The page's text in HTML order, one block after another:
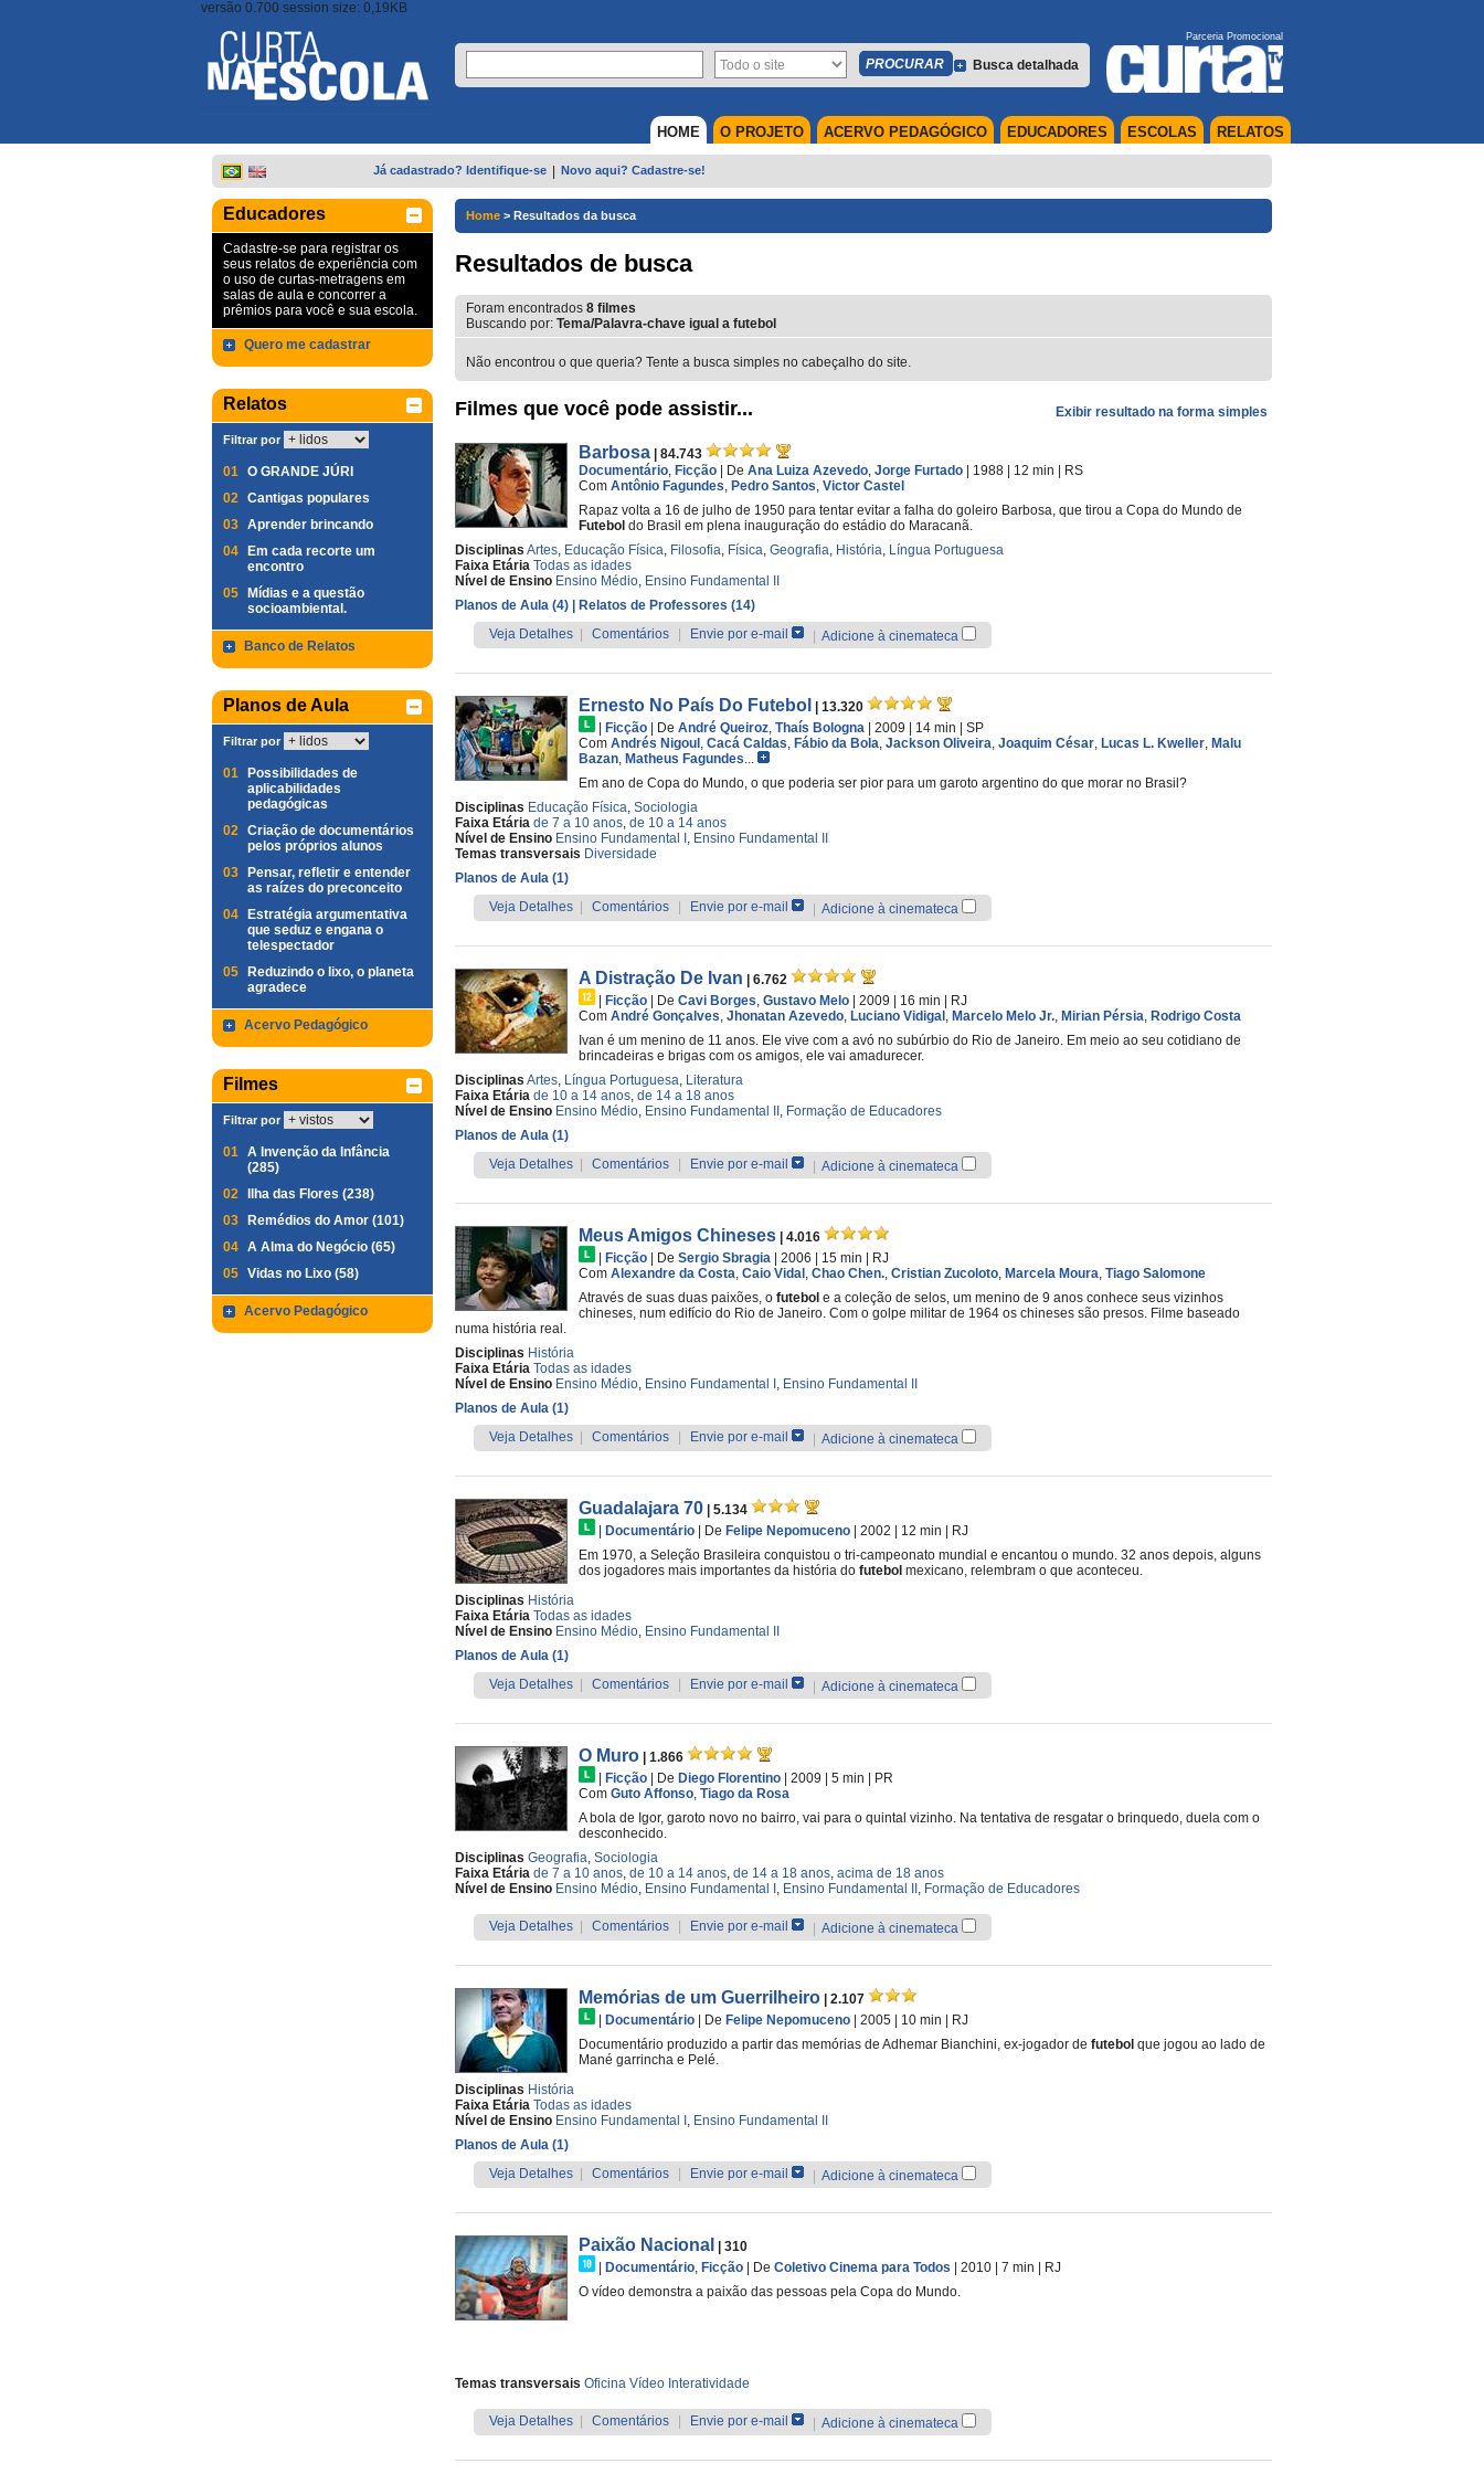
versão 0.700 session size: 0,19KB
Busca detalhada
Parceria Promocional
RELATOS
ESCOLAS
EDUCADORES
ACERVO PEDAGÓGICO
O PROJETO
HOME
Já cadastrado? Identifique-se Novo aqui? Cadastre-se!
Educadores
Cadastre-se para registrar os
seus relatos de experiência com
o uso de curtas-metragens em
salas de aula e concorrer a
prêmios para você e sua escola.
Quero me cadastrar
Relatos
Filtrar por
01 O GRANDE JÚRI
02 Cantigas populares
03 Aprender brincando
04
Em cada recorte um
encontro
05
Mídias e a questão
socioambiental.
Banco de Relatos
Planos de Aula
Filtrar por
01
Possibilidades de
aplicabilidades
pedagógicas
02 Criação de documentários
pelos próprios alunos
03
Pensar, refletir e entender
as raízes do preconceito
04
Estratégia argumentativa
que seduz e engana o
telespectador
05
Reduzindo o lixo, o planeta
agradece
Acervo Pedagógico
Filmes
Filtrar por
01 A Invenção da Infância
(285)
02
Ilha das Flores (238)
03
Remédios do Amor (101)
04 A Alma do Negócio (65)
05 Vidas no Lixo (58)
Acervo Pedagógico
Home > Resultados da busca
Resultados de busca
Foram encontrados 8 filmes
Buscando por: Tema/Palavra-chave igual a futebol
Não encontrou o que queria? Tente a busca simples no cabeçalho do site.
Exibir resultado na forma simples
Filmes que você pode assistir...
Barbosa
| 84.743
Documentário, Ficção De Ana Luiza Azevedo, Jorge Furtado | 1988 | 12 min
RS
Com Antônio Fagundes, Pedro Santos, Victor Castel
Rapaz volta a 16 de julho de 1950 para tentar evitar a falha do goleiro Barbosa, que tirou a Copa do Mundo de
Futebol do Brasil em plena inauguração do estádio do Maracanã.
Disciplinas Artes, Educação Física, Filosofia, Física, Geografia, História, Língua Portuguesa
Faixa Etária Todas as idades
Nível de Ensino Ensino Médio, Ensino Fundamental II
Planos de Aula (4)
| Relatos de Professores (14)
Veja Detalhes
Comentários Envie por e-mail Adicione à cinemateca
Ernesto No País Do Futebol
| 13.320
Ficção De André Queiroz, Thaís Bologna | 2009 | 14 min
SP
Com Andrés Nigoul , Cacá Caldas, Fábio da Bola, Jackson Oliveira, Joaquim César, Lucas L. Kweller, Malu
Bazan, Matheus Fagundes...
Em ano de Copa do Mundo, o que poderia ser pior para um garoto argentino do que morar no Brasil?
Disciplinas Educação Física, Sociologia
Faixa Etária de 7 a 10 anos, de 10 a 14 anos
Nível de Ensino Ensino Fundamental I , Ensino Fundamental II
Temas transversais Diversidade
Planos de Aula (1)
Veja Detalhes
Comentários Envie por e-mail Adicione à cinemateca
A Distração De Ivan
| 6.762
Ficção De Cavi Borges, Gustavo Melo | 2009 | 16 min
RJ
Com André Gonçalves, Jhonatan Azevedo, Luciano Vidigal , Marcelo Melo Jr., Mirian Pérsia, Rodrigo Costa
Ivan é um menino de 11 anos. Ele vive com a avó no subúrbio do Rio de Janeiro. Em meio ao seu cotidiano de
brincadeiras e brigas com os amigos, ele vai amadurecer.
Disciplinas Artes, Língua Portuguesa, Literatura
Faixa Etária de 10 a 14 anos, de 14 a 18 anos
Nível de Ensino Ensino Médio, Ensino Fundamental II , Formação de Educadores
Planos de Aula (1)
Veja Detalhes
Comentários Envie por e-mail Adicione à cinemateca
Meus Amigos Chineses
| 4.016
Ficção De Sergio Sbragia | 2006 | 15 min
RJ
Com Alexandre da Costa, Caio Vidal , Chao Chen., Cristian Zucoloto, Marcela Moura, Tiago Salomone
Através de suas duas paixões, o futebol e a coleção de selos, um menino de 9 anos conhece seus vizinhos
chineses, num edifício do Rio de Janeiro. Com o golpe militar de 1964 os chineses são presos. Filme baseado
numa história real.
Disciplinas História
Faixa Etária Todas as idades
Nível de Ensino Ensino Médio, Ensino Fundamental I , Ensino Fundamental II
Planos de Aula (1)
Veja Detalhes
Comentários Envie por e-mail Adicione à cinemateca
Guadalajara 70
| 5.134
Documentário De Felipe Nepomuceno | 2002 | 12 min
RJ
Em 1970, a Seleção Brasileira conquistou o tri-campeonato mundial e encantou o mundo. 32 anos depois, alguns
dos jogadores mais importantes da história do futebol mexicano, relembram o que aconteceu.
Disciplinas História
Faixa Etária Todas as idades
Nível de Ensino Ensino Médio, Ensino Fundamental II
Planos de Aula (1)
Veja Detalhes
Comentários Envie por e-mail Adicione à cinemateca
O Muro
| 1.866
Ficção De Diego Florentino | 2009 | 5 min
PR
Com Guto Affonso, Tiago da Rosa
A bola de Igor, garoto novo no bairro, vai para o quintal vizinho. Na tentativa de resgatar o brinquedo, duela com o
desconhecido.
Disciplinas Geografia, Sociologia
Faixa Etária de 7 a 10 anos, de 10 a 14 anos, de 14 a 18 anos, acima de 18 anos
Nível de Ensino Ensino Médio, Ensino Fundamental I , Ensino Fundamental II , Formação de Educadores
Veja Detalhes Comentários Envie por e-mail Adicione à cinemateca
Memórias de um Guerrilheiro
| 2.107
Documentário De Felipe Nepomuceno | 2005 | 10 min
RJ
Documentário produzido a partir das memórias de Adhemar Bianchini, ex-jogador de futebol que jogou ao lado de
Mané garrincha e Pelé.
Disciplinas História
Faixa Etária Todas as idades
Nível de Ensino Ensino Fundamental I , Ensino Fundamental II
Planos de Aula (1)
Veja Detalhes
Comentários Envie por e-mail Adicione à cinemateca
Paixão Nacional
| 310
Documentário, Ficção De Coletivo Cinema para Todos | 2010 | 7 min
RJ
O vídeo demonstra a paixão das pessoas pela Copa do Mundo.
Temas transversais Oficina Vídeo Interatividade
Veja Detalhes Comentários Envie por e-mail Adicione à cinemateca